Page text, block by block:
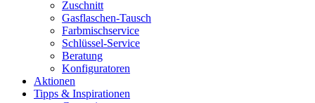
Zuschnitt
Gasflaschen-Tausch
Farbmischservice
Schlüssel-Service
Beratung
Konfiguratoren
Aktionen
Tipps & Inspirationen